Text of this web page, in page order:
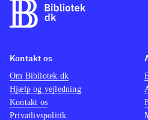
Kontakt os
Om Bibliotek.dk
Hjælp og vejledning
Kontakt os
Privatlivspolitik